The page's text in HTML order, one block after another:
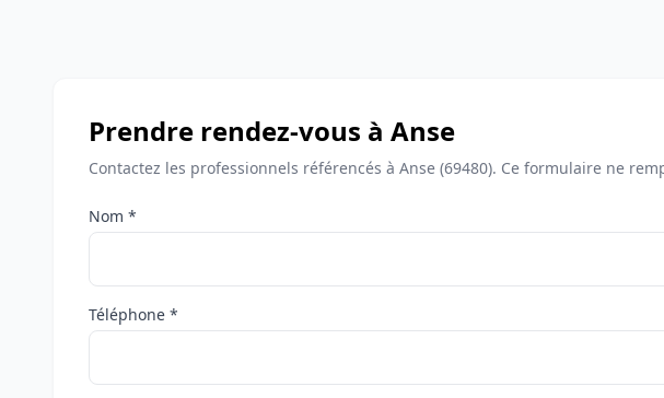
Prendre rendez-vous à Anse
Contactez les professionnels référencés à Anse (69480). Ce formulaire ne
Nom *
Téléphone *